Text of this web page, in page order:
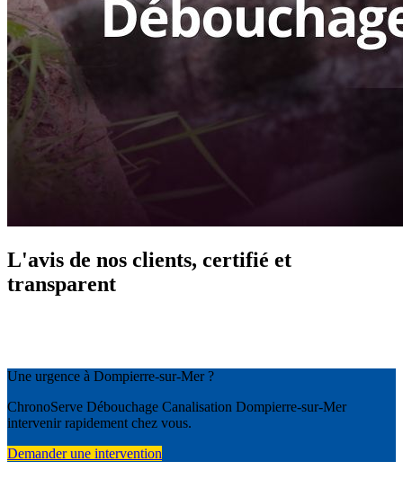
L'avis de nos clients, certifié et
transparent
Une urgence à Dompierre-sur-Mer ?
ChronoServe Débouchage Canalisation Dompierre-sur-Mer
intervenir rapidement chez vous.
Demander une intervention